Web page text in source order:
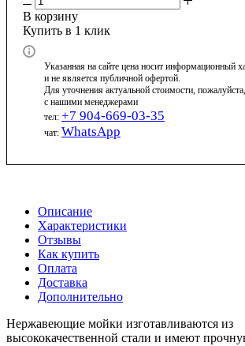
В корзину
Купить в 1 клик
Указанная на сайте цена носит информационный
и не является публичной офертой.
Для уточнения актуальной стоимости,
с нашими менеджерами
тел: +7 904-669-03-35
чат: WhatsApp
Описание
Характеристики
Отзывы
Как купить
Оплата
Доставка
Дополнительно
Нержавеющие мойки изготавливаются из
высококачественной стали и имеют